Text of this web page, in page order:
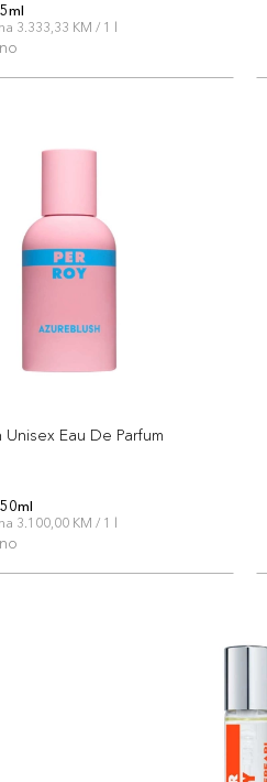
3.333,33 KM / 1 l
Eau De Parfum
3.100,00 KM / 1 l